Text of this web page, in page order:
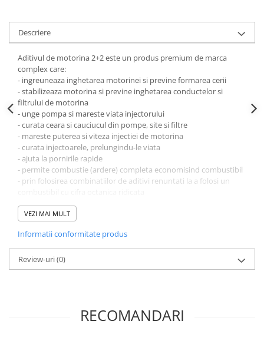
Descriere
Aditivul de motorina 2+2 este un produs premium de marca
complex care:
- ingreuneaza inghetarea motorinei si previne formarea cerii
- stabilizeaza motorina si previne inghetarea conductelor si
filtrului de motorina
- unge pompa si mareste viata injectorului
- curata ceara si cauciucul din pompe, site si filtre
- mareste puterea si viteza injectiei de motorina
- curata injectoarele, prelungindu-le viata
- ajuta la pornirile rapide
- permite combustie (ardere) completa economisind combustibil
- prin folosirea combinatiilor de aditivi renuntati la a folosi un
MOD DE UTILIZARE
Se recomanda a fi utilizat in toate anotimpurile. Se adauga la
plinul pentru o mai buna omogenizare a acestuia in rezervor.
Pentru depozitarea combustibilului: oricând este posibil adaugati
aditivul pentru motorina înaintea umplerii rezervoarelor pentru o
mai buna stabilitate a combustibilului.
VEZI MAI MULT
Informatii conformitate produs
Review-uri(0)
RECOMANDARI